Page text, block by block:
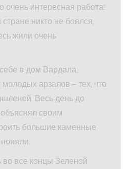
очень интересная работа!
никто не боялся,
жили очень
в дом Вардала,
арзалов – тех, что
Весь день до
своим
большие каменные
все концы Зеленой